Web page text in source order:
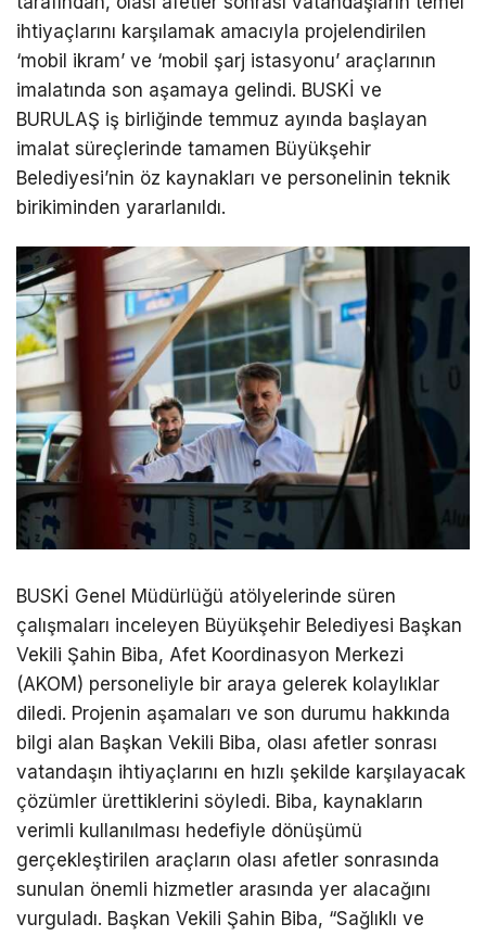
ihtiyaçlarını karşılamak amacıyla projelendirilen
‘mobil ikram’ ve ‘mobil şarj istasyonu’ araçlarının
imalatında son aşamaya gelindi. BUSKİ ve
BURULAŞ iş birliğinde temmuz ayında başlayan
imalat süreçlerinde tamamen Büyükşehir
Belediyesi’nin öz kaynakları ve personelinin teknik
birikiminden yararlanıldı.
BUSKİ Genel Müdürlüğü atölyelerinde süren
çalışmaları inceleyen Büyükşehir Belediyesi Başkan
Vekili Şahin Biba, Afet Koordinasyon Merkezi
(AKOM) personeliyle bir araya gelerek kolaylıklar
diledi. Projenin aşamaları ve son durumu hakkında
bilgi alan Başkan Vekili Biba, olası afetler sonrası
vatandaşın ihtiyaçlarını en hızlı şekilde karşılayacak
çözümler ürettiklerini söyledi. Biba, kaynakların
verimli kullanılması hedefiyle dönüşümü
gerçekleştirilen araçların olası afetler sonrasında
sunulan önemli hizmetler arasında yer alacağını
vurguladı. Başkan Vekili Şahin Biba, “Sağlıklı ve